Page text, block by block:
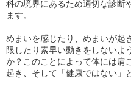
科の境界にあるため適切な診断
ます。
めまいを感じたり、めまいが起
限したり素早い動きをしないよ
か？このことによって体には肩
起き、そして「健康ではない」